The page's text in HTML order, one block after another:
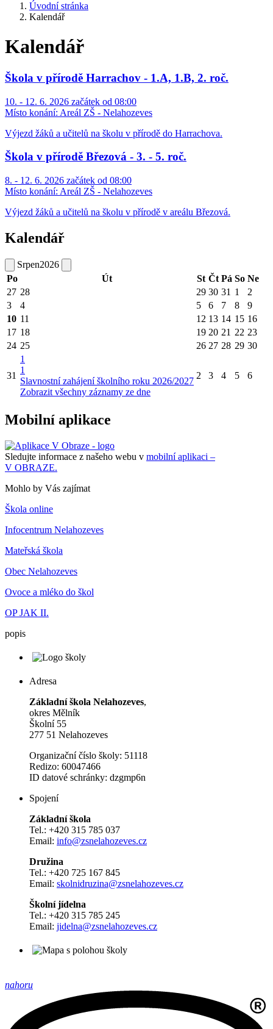
Úvodní stránka
Kalendář
Kalendář
Škola v přírodě Harrachov - 1.A, 1.B, 2. roč.
10. - 12. 6. 2026 začátek od 08:00
Místo konání: Areál ZŠ - Nelahozeves
Výjezd žáků a učitelů na školu v přírodě do Harrachova.
Škola v přírodě Březová - 3. - 5. roč.
8. - 12. 6. 2026 začátek od 08:00
Místo konání: Areál ZŠ - Nelahozeves
Výjezd žáků a učitelů na školu v přírodě v areálu Březová.
Kalendář
Srpen2026
Po
Út St Čt Pá So Ne
27 28 29 30 31 1
2
3
4 5 6 7 8
9
10 11 12 13 14 15 16
17 18 19 20 21 22 23
24 25 26 27 28 29 30
31
1
1
Slavnostní zahájení školního roku 2026/2027
Zobrazit všechny záznamy ze dne
2 3 4 5 6
Mobilní aplikace
Sledujte informace z našeho webu v mobilní aplikaci –
V OBRAZE.
Mohlo by Vás zajímat
Škola online
Infocentrum Nelahozeves
Mateřská škola
Obec Nelahozeves
Ovoce a mléko do škol
OP JAK II.
popis
Adresa
Základní škola Nelahozeves,
okres Mělník
Školní 55
277 51 Nelahozeves
Organizační číslo školy: 51118
Redizo: 60047466
ID datové schránky: dzgmp6n
Spojení
Základní škola
Tel.: +420 315 785 037
Email: info@zsnelahozeves.cz
Družina
Tel.: +420 725 167 845
Email: skolnidruzina@zsnelahozeves.cz
Školní jídelna
Tel.: +420 315 785 245
Email: jidelna@zsnelahozeves.cz
nahoru